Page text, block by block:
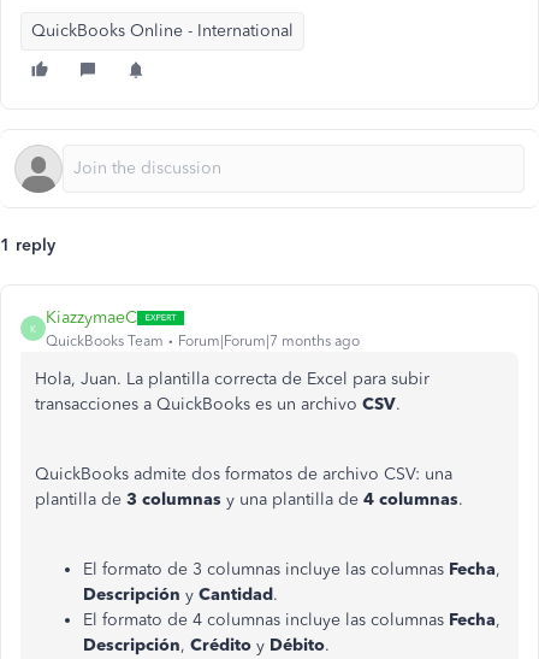
QuickBooks Online - International
1 reply
K
KiazzymaeC
QuickBooks Team Forum|Forum|7 months ago
Hola, Juan. La plantilla correcta de Excel para subir
transacciones a QuickBooks es un archivo CSV.
QuickBooks admite dos formatos de archivo CSV: una
plantilla de 3 columnas y una plantilla de 4 columnas.
El formato de 3 columnas incluye las columnas Fecha,
Descripción y Cantidad.
El formato de 4 columnas incluye las columnas Fecha,
Descripción, Crédito y Débito.